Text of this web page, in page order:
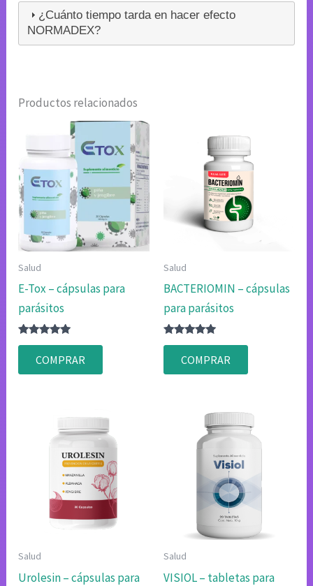
¿Cuánto tiempo tarda en hacer efecto
NORMADEX?
Productos relacionados
Salud
E-Tox – cápsulas para
parásitos
Valorado
4.80
de 5
COMPRAR
Salud
BACTERIOMIN – cápsulas
para parásitos
Valorado
4.80
de 5
COMPRAR
Salud
Urolesin – cápsulas para
Salud
VISIOL – tabletas para